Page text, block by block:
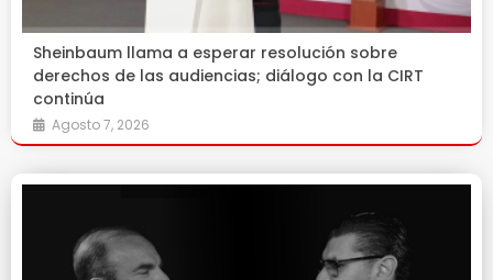
Sheinbaum llama a esperar resolución sobre
derechos de las audiencias; diálogo con la CIRT
continúa
Agosto 7, 2026